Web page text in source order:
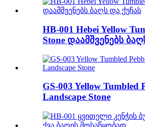
HB-001 Hebei Yellow
Stone დაამშვენებს
GS-003 Yellow Tumbled
Landscape Stone